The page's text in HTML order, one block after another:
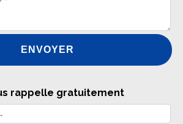
rappelle gratuitement